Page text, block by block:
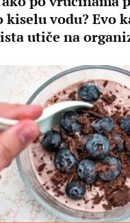
kiselu vodu? Evo
utiče na